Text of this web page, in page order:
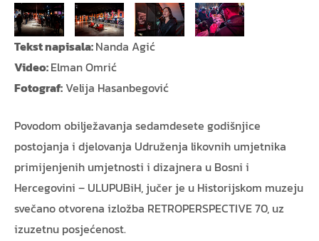
Tekst napisala:Nanda Agić
Video:Elman Omrić
Fotograf: Velija Hasanbegović
Povodom obilježavanja sedamdesete godišnjice
postojanja i djelovanja Udruženja likovnih umjetnika
primijenjenih umjetnosti i dizajnera u Bosni i
Hercegovini – ULUPUBiH, jučer je u Historijskom muzeju
svečano otvorena izložba RETROPERSPECTIVE 70, uz
izuzetnu posjećenost.